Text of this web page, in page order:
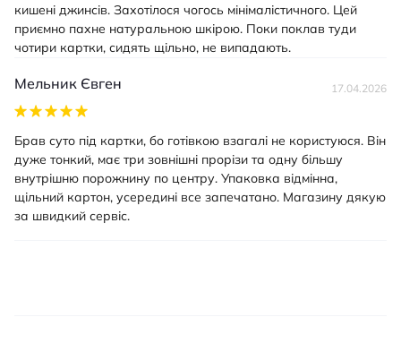
кишені джинсів. Захотілося чогось мінімалістичного. Цей
приємно пахне натуральною шкірою. Поки поклав туди
чотири картки, сидять щільно, не випадають.
Мельник Євген 17.04.2026
Брав суто під картки, бо готівкою взагалі не користуюся. Він
дуже тонкий, має три зовнішні прорізи та одну більшу
внутрішню порожнину по центру. Упаковка відмінна,
щільний картон, усередині все запечатано. Магазину дякую
за швидкий сервіс.